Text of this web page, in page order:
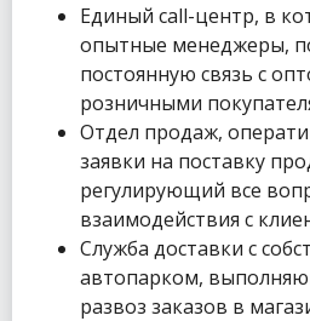
Единый call-центр, в
опытные менеджеры,
постоянную связь с
розничными
Отдел продаж,
заявки на поставку
регулирующий все
взаимодействия с
Служба доставки с
автопарком,
развоз заказов в